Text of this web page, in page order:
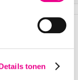
tonen